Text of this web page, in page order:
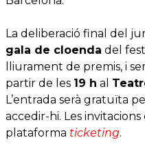
La deliberació final del
gala de cloenda del
lliurament de premis, i
partir de les 19 h al
L’entrada serà gratuïta
accedir-hi. Les
plataforma ticketing.